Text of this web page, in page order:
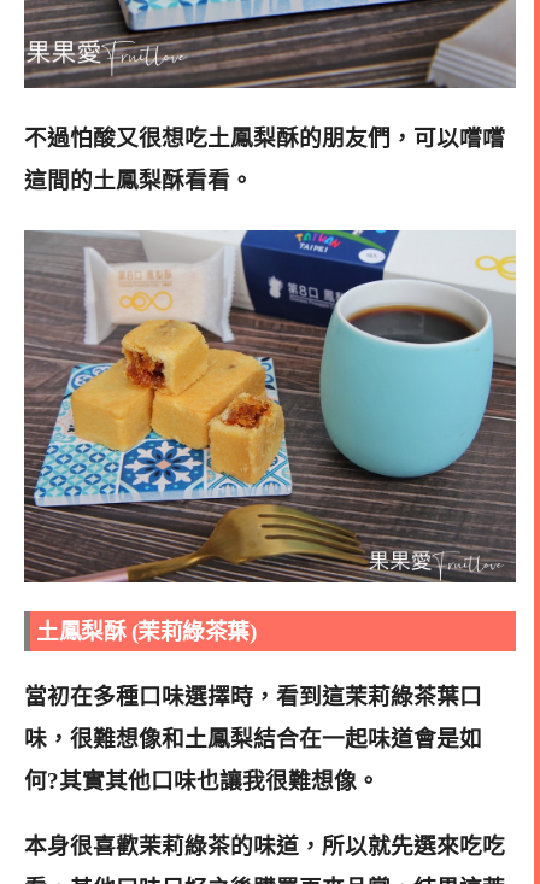
不過怕酸又很想吃土鳳梨酥的朋友們，可以嚐嚐
這間的土鳳梨酥看看。
土鳳梨酥 (茉莉綠茶葉)
當初在多種口味選擇時，看到這茉莉綠茶葉口
味，很難想像和土鳳梨結合在一起味道會是如
何?其實其他口味也讓我很難想像。
本身很喜歡茉莉綠茶的味道，所以就先選來吃吃